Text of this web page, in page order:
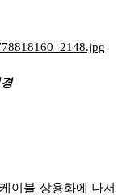
이블 상용화에 나서